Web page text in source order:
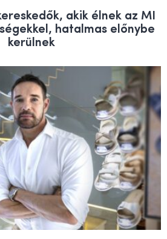
akik élnek az MI
hatalmas előnybe
kerülnek